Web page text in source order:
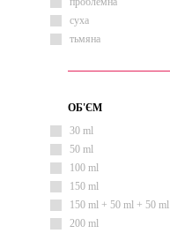
суха
тьмяна
ОБ'ЄМ
30 ml
50 ml
100 ml
150 ml
150 ml + 50 ml + 50 ml
200 ml